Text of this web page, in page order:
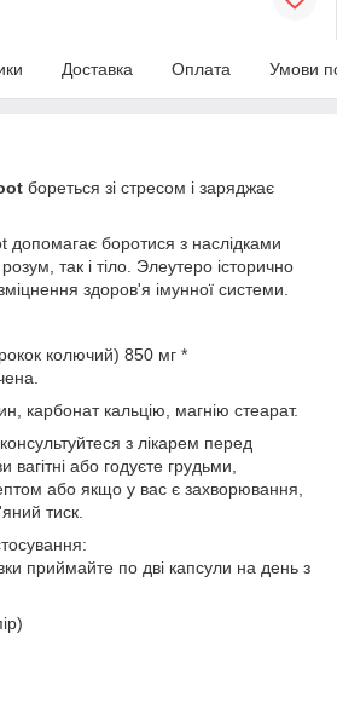
Доставка Оплата Умови
бореться зі стресом і заряджає
боротися з наслідками
так і тіло. Элеутеро історично
здоров'я імунної системи.
колючий) 850 мг *
карбонат кальцію, магнію стеарат.
з лікарем перед
або годуєте грудьми,
або якщо у вас є захворювання,
тиск.
приймайте по дві капсули на день з